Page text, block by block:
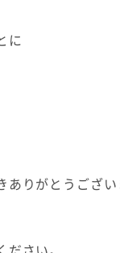
に
りがとうござい